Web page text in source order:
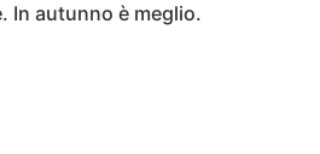
In autunno è meglio.